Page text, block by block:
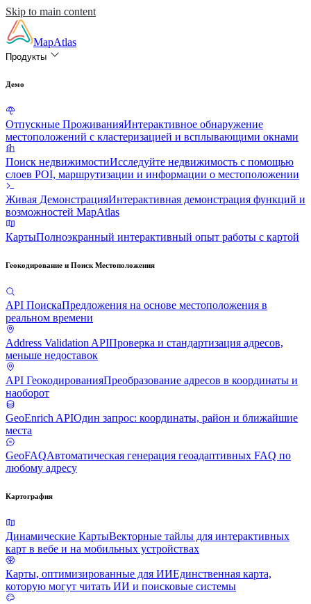
Skip to main content
MapAtlas
Продукты
Демо
Отпускные ПроживанияИнтерактивное обнаружение
местоположений с кластеризацией и всплывающими окнами
Поиск недвижимостиИсследуйте недвижимость с помощью
слоев POI, маршрутизации и информации о местоположении
Живая ДемонстрацияИнтерактивная демонстрация функций и
возможностей MapAtlas
КартыПолноэкранный интерактивный опыт работы с картой
Геокодирование и Поиск Местоположения
API ПоискаПредложения на основе местоположения в
реальном времени
Address Validation APIПроверка и стандартизация адресов,
меньше недоставок
API ГеокодированияПреобразование адресов в координаты и
наоборот
GeoEnrich APIОдин запрос: координаты, район и ближайшие
места
GeoFAQАвтоматическая генерация геоадаптивных FAQ по
любому адресу
Картография
Динамические КартыВекторные тайлы для интерактивных
карт в вебе и на мобильных устройствах
Карты, оптимизированные для ИИЕдинственная карта,
которую могут читать ИИ и поисковые системы